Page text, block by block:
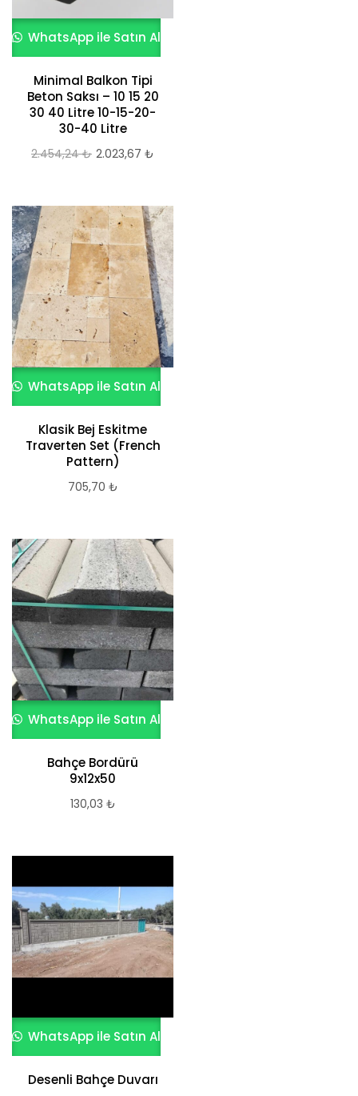
WhatsApp ile Satın Al
Minimal Balkon Tipi
Beton Saksı – 10 15 20
30 40 Litre 10-15-20-
30-40 Litre
2.454,24₺ Orijinal
2.454,24 ₺.
2.023,67 ₺
fiyat:
2.023,67 ₺.
WhatsApp ile Satın Al
Klasik Bej Eskitme
Traverten Set (French
Pattern)
705,70 ₺
WhatsApp ile Satın Al
Bahçe Bordürü
9x12x50
130,03 ₺
WhatsApp ile Satın Al
Desenli Bahçe Duvarı